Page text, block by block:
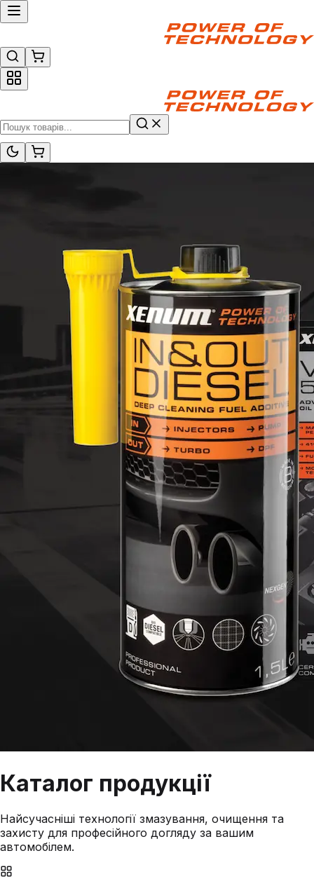
Каталог продукції
Найсучасніші технології змазування, очищення та
захисту для професійного догляду за вашим
автомобілем.